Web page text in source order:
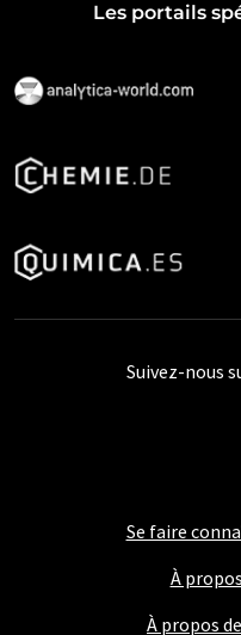
Les portails
Se faire
À
À propos
Suivez-nous